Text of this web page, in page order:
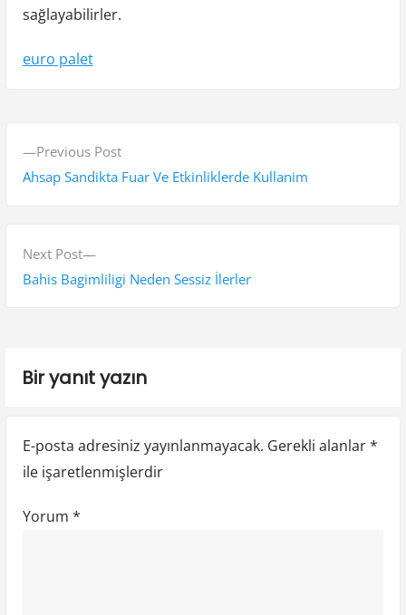
sağlayabilirler.
euro palet
m
Previous PostP
r
o
o
:
Ahsap Sandikta Fuar Ve Etkinliklerde Kullanim
Next Post
N
e
o
:
Bahis Bagimliligi Neden Sessiz İlerler
Bir yanıt yazın
E-posta adresiniz yayınlanmayacak. Gerekli alanlar*
ile işaretlenmişlerdir
Yorum *